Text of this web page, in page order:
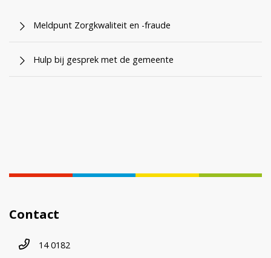
Meldpunt Zorgkwaliteit en -fraude
Hulp bij gesprek met de gemeente
Contact
Telefoonnummer
14 0182